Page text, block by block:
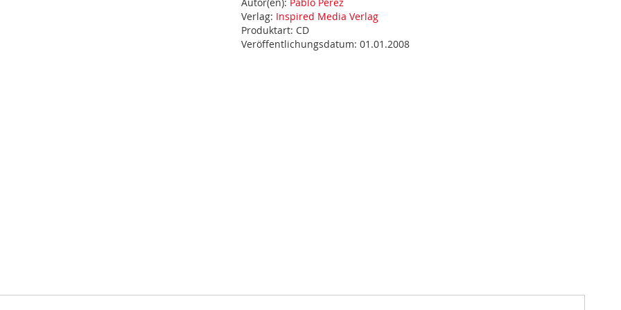
Autor(en): Pablo Pérez
Verlag: Inspired Media Verlag
Produktart: CD
Veröffentlichungsdatum: 01.01.2008